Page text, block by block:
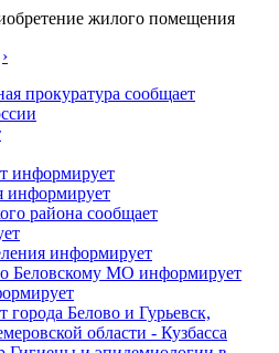
жилого помещения
›
прокуратура сообщает
информирует
информирует
района сообщает
информирует
Беловскому МО информирует
Белово и Гурьевск,
области - Кузбасса